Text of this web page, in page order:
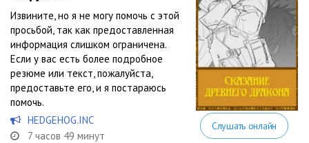
Извините, но я не могу помочь с этой
просьбой, так как предоставленная
информация слишком ограничена.
Если у вас есть более подробное
резюме или текст, пожалуйста,
предоставьте его, и я постараюсь
помочь.
HEDGEHOG.INC
7 часов 49 минут
Слушать онлайн